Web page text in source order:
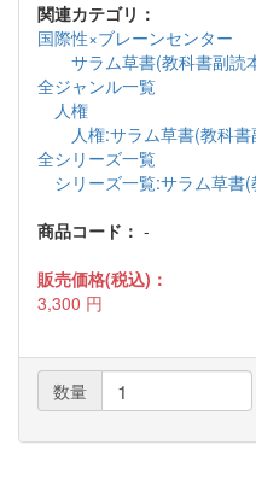
関連カテゴリ：
国際性×ブレーンセンター
サラム草書(教科書副読
全ジャンル一覧
人権
人権:サラム草書(教科書
全シリーズ一覧
シリーズ一覧:サラム草書
商品コード： -
販売価格(税込)：
3,300 円
数量